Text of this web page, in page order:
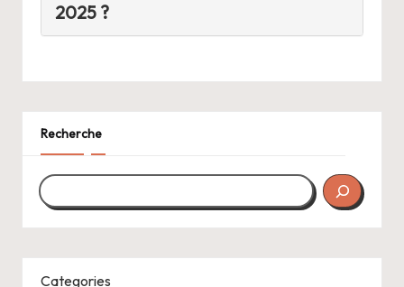
2025 ?
Recherche
Categories